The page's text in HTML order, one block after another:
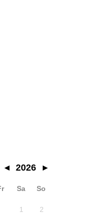
◂ 2026 ▸
Sa So
1 2